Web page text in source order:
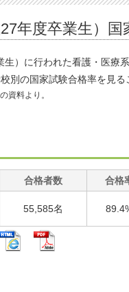
年度卒業生）
生）に行われた看護・医療
別の国家試験合格率を見
料より。
合格者数 合格
55,585名